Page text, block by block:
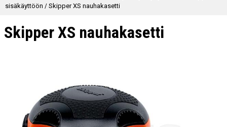
sisäkäyttöön / Skipper XS nauhakasetti
Skipper XS nauhakasetti